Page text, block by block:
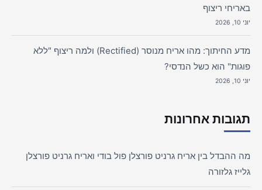
באריחי ריצוף
יוני 10, 2026
מדע החיתוך: מהו אריח מנוסר (Rectified) ולמה ריצוף "ללא
פוגות" הוא כשל הנדסי?
יוני 10, 2026
תגובות אחרונות
מה ההבדל בין אריח גרניט פורצלן פול בודי ואריח גרניט פורצלן
גלייז גלזורה